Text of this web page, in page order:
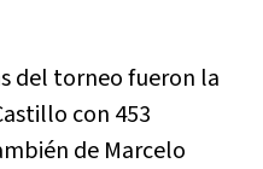
del torneo fueron la
con 453
de Marcelo